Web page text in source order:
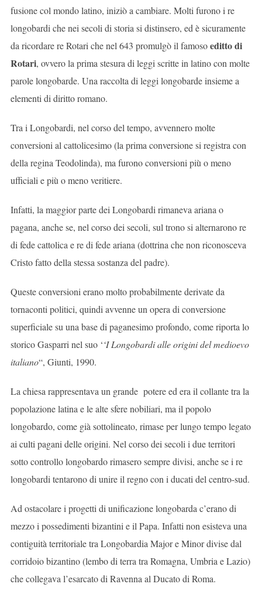
fusione col mondo latino, iniziò a cambiare. Molti furono i re
longobardi che nei secoli di storia si distinsero, ed è sicuramente
da ricordare re Rotari che nel 643 promulgò il famosoeditto di
Rotari, ovvero la prima stesura di leggi scritte in latino con molte
parole longobarde. Una raccolta di leggi longobarde insieme a
elementi di diritto romano.
Tra i Longobardi, nel corso del tempo, avvennero molte
conversioni al cattolicesimo (la prima conversione si registra con
della regina Teodolinda), ma furono conversioni più o meno
ufficiali e più o meno veritiere.
Infatti, la maggior parte dei Longobardi rimaneva ariana o
pagana, anche se, nel corso dei secoli, sul trono si alternarono re
di fede cattolica e re di fede ariana (dottrina che non riconosceva
Cristo fatto della stessa sostanza del padre).
Queste conversioni erano molto probabilmente derivate da
tornaconti politici, quindi avvenne un opera di conversione
superficiale su una base di paganesimo profondo, come riporta lo
storico Gasparri nel suo ‘‘I Longobardi alle origini del medioevo
italiano“, Giunti, 1990.
La chiesa rappresentava un grande potere ed era il collante tra la
popolazione latina e le alte sfere nobiliari, ma il popolo
longobardo, come già sottolineato, rimase per lungo tempo legato
ai culti pagani delle origini. Nel corso dei secoli i due territori
sotto controllo longobardo rimasero sempre divisi, anche se i re
longobardi tentarono di unire il regno con i ducati del centro-sud.
Ad ostacolare i progetti di unificazione longobarda c’erano di
mezzo i possedimenti bizantini e il Papa. Infatti non esisteva una
contiguità territoriale tra Longobardia Major e Minor divise dal
corridoio bizantino (lembo di terra tra Romagna, Umbria e Lazio)
che collegava l’esarcato di Ravenna al Ducato di Roma.